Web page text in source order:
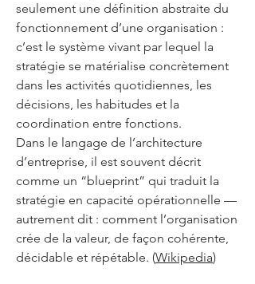
seulement une définition abstraite du
fonctionnement d’une organisation :
c’est le système vivant par lequel la
stratégie se matérialise concrètement
dans les activités quotidiennes, les
décisions, les habitudes et la
coordination entre fonctions.
Dans le langage de l’architecture
d’entreprise, il est souvent décrit
comme un “blueprint” qui traduit la
stratégie en capacité opérationnelle —
autrement dit : comment l’organisation
crée de la valeur, de façon cohérente,
décidable et répétable. (Wikipedia)